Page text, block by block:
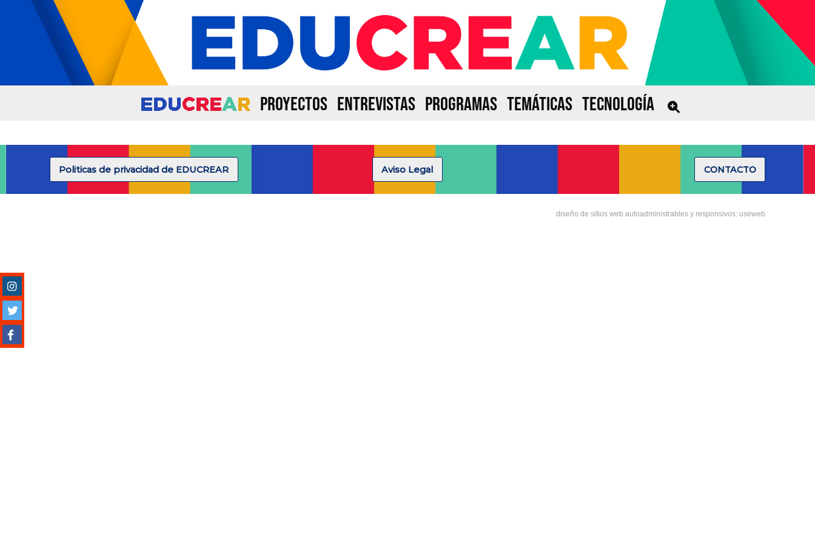
PROYECTOS ENTREVISTAS PROGRAMAS TEMÁTICAS TECNOLOGÍA
Politicas de privacidad de EDUCREAR Aviso Legal CONTACTO
diseño de sitios web autoadministrables y responsivos: useweb